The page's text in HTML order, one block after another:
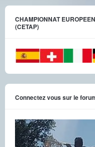
CHAMPIONNAT
(CETAP)
Connectez vous sur le